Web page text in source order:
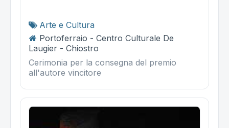
Arte e Cultura
Portoferraio - Centro Culturale De
Laugier - Chiostro
Cerimonia per la consegna del premio
all'autore vincitore